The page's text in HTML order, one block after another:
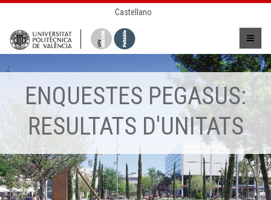
Castellano
ENQUESTES PEGASUS:
RESULTATS D'UNITATS